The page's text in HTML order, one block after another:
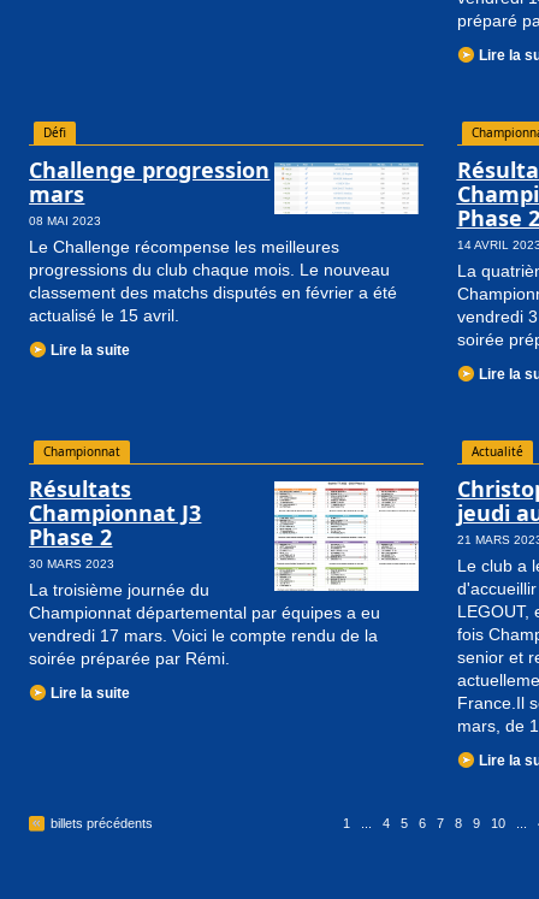
préparé
Lire la
Défi
Challenge progression
mars
08 MAI 2023
Le Challenge récompense les meilleures
progressions du club chaque mois. Le nouveau
classement des matchs disputés en février a été
actualisé le 15 avril.
Lire la suite
Phase 2
14 AVRIL
La
vendredi
soirée
Lire la
Championnat
Résultats
Championnat J3
Phase 2
30 MARS 2023
La troisième journée du
Championnat départemental par équipes a eu
vendredi 17 mars. Voici le compte rendu de la
soirée préparée par Rémi.
Lire la suite
Actualité
jeudi
21 MARS
Le club a
LEGOUT,
fois
senior et
France.Il
mars, de
Lire la
billets précédents 1 4 5 6 7 8 9 10